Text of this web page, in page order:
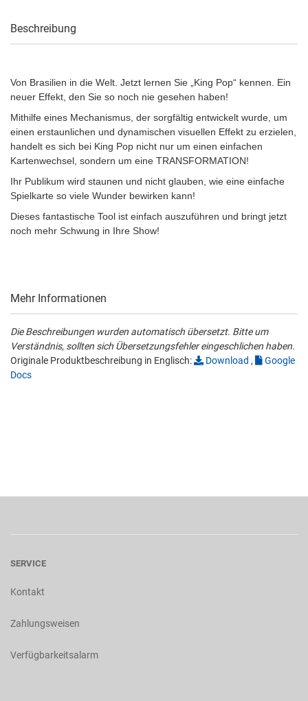
Beschreibung
Von Brasilien in die Welt. Jetzt lernen Sie „King Pop“ kennen. Ein
neuer Effekt, den Sie so noch nie gesehen haben!
Mithilfe eines Mechanismus, der sorgfältig entwickelt wurde, um
einen erstaunlichen und dynamischen visuellen Effekt zu erzielen,
handelt es sich bei King Pop nicht nur um einen einfachen
Kartenwechsel, sondern um eine TRANSFORMATION!
Ihr Publikum wird staunen und nicht glauben, wie eine einfache
Spielkarte so viele Wunder bewirken kann!
Dieses fantastische Tool ist einfach auszuführen und bringt jetzt
noch mehr Schwung in Ihre Show!
Mehr Informationen
Die Beschreibungen wurden automatisch übersetzt. Bitte um
Verständnis, sollten sich Übersetzungsfehler eingeschlichen haben.
Originale Produktbeschreibung in Englisch:
Download ,
Google
Docs
SERVICE
Kontakt
Zahlungsweisen
Verfügbarkeitsalarm